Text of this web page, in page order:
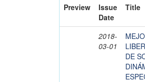
Preview
Issue
Date
Title
2018-
03-01
DE